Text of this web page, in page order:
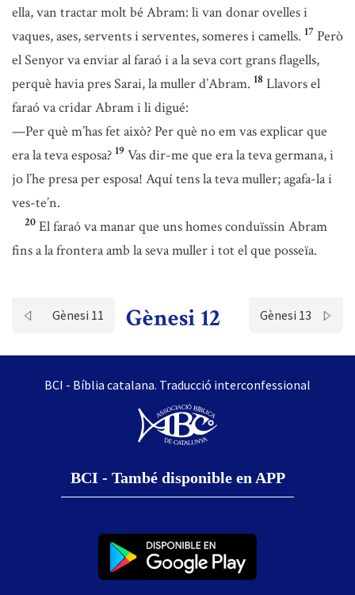
ella, van tractar molt bé Abram: li van donar ovelles i
vaques, ases, servents i serventes, someres i camells. 17 Però
el Senyor va enviar al faraó i a la seva cort grans flagells,
perquè havia pres Sarai, la muller d’Abram. 18 Llavors el
faraó va cridar Abram i li digué:
—Per què m’has fet això? Per què no em vas explicar que
era la teva esposa? 19 Vas dir-me que era la teva germana, i
jo l’he presa per esposa! Aquí tens la teva muller; agafa-la i
ves-te’n.
20 El faraó va manar que uns homes conduïssin Abram
fins a la frontera amb la seva muller i tot el que posseïa.
Gènesi 11 Gènesi 12 Gènesi 13
BCI - Bíblia catalana. Traducció interconfessional
BCI - També disponible en APP